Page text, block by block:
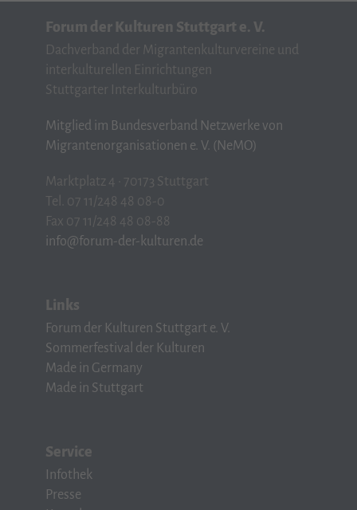
Forum der Kulturen Stuttgart e. V.
Dachverband der Migrantenkulturvereine und
interkulturellen Einrichtungen
Stuttgarter Interkulturbüro
Mitglied im Bundesverband Netzwerke von
Migrantenorganisationen e. V. (NeMO)
Marktplatz 4 · 70173 Stuttgart
Tel. 07 11/248 48 08-0
Fax 07 11/248 48 08-88
info@forum-der-kulturen.de
Links
Forum der Kulturen Stuttgart e. V.
Sommerfestival der Kulturen
Made in Germany
Made in Stuttgart
Service
Infothek
Presse